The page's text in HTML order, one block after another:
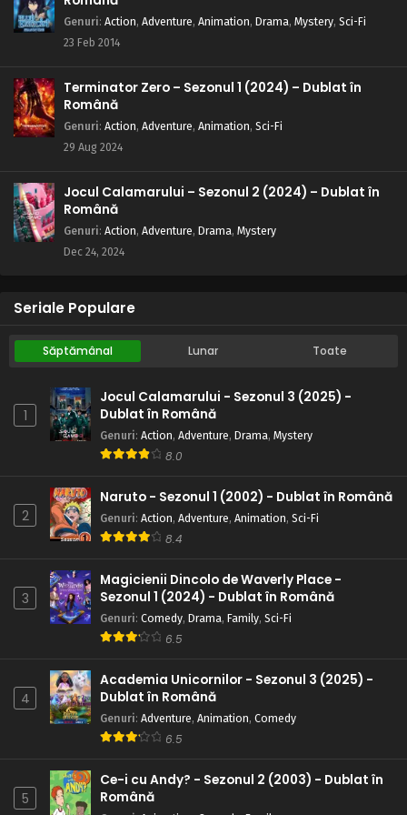
Războinicul sharingan
durerii
Naruto – Sezonul 1 Episodul 7 – Asasinul ceții
Naruto – Sezonul 1 Episodul 6 – O călătorie
periculoasă: Călătoria spre tărâmul valurilor
finală a lui Kakashi
Naruto – Sezonul 1 Episodul 4 – Treci sau pici:
Testul de supraviețuire
Eps 4 - Treci sau pici: Testul de supraviețuire - 24 July,
Naruto – Sezonul 1 Episodul 3 – Sasuke și
Sakura: prieteni sau dușmani
Naruto – Sezonul 1 Episodul 2 – Mă numesc
Konohamaru
Naruto – Sezonul 1 Episodul 1 – Intră în scenă
Naruto Uzumaki
Eps 1 - Intră în scenă Naruto Uzumaki - 24 July, 2025
Genuri: Action, Adventure, Animation, Drama, Mystery, Sci-Fi
23 Feb 2014
Terminator Zero – Sezonul 1 (2024) – Dublat în
Română
Genuri: Action, Adventure, Animation, Sci-Fi
29 Aug 2024
Jocul Calamarului – Sezonul 2 (2024) – Dublat în
Română
Genuri: Action, Adventure, Drama, Mystery
Dec 24, 2024
Seriale Populare
Săptămânal Lunar Toate
1
Jocul Calamarului - Sezonul 3 (2025) -
Dublat în Română
Genuri: Action, Adventure, Drama, Mystery
8.0
2
Naruto - Sezonul 1 (2002) - Dublat în Română
Genuri: Action, Adventure, Animation, Sci-Fi
8.4
3
Magicienii Dincolo de Waverly Place -
Sezonul 1 (2024) - Dublat în Română
Genuri: Comedy, Drama, Family, Sci-Fi
6.5
4
Academia Unicornilor - Sezonul 3 (2025) -
Dublat în Română
Genuri: Adventure, Animation, Comedy
6.5
5
Ce-i cu Andy? - Sezonul 2 (2003) - Dublat în
Română